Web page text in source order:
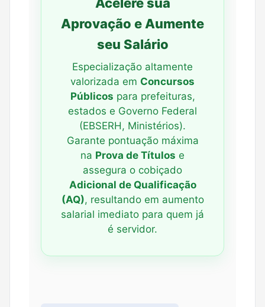
Aprovação e Aumente
seu Salário
Especialização altamente
valorizada em Concursos
Públicos para prefeituras,
estados e Governo Federal
(EBSERH, Ministérios).
Garante pontuação máxima
na Prova de Títulos e
assegura o cobiçado
Adicional de Qualificação
(AQ), resultando em aumento
salarial imediato para quem já
é servidor.